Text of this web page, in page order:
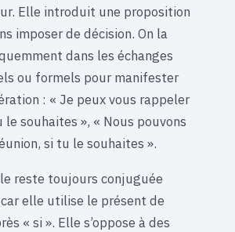
Elle introduit une proposition
imposer de décision. On la
dans les échanges
ou formels pour manifester
: « Je peux vous rappeler
le souhaites », « Nous pouvons
si tu le souhaites ».
reste toujours conjuguée
car elle utilise le présent de
« si ». Elle s’oppose à des